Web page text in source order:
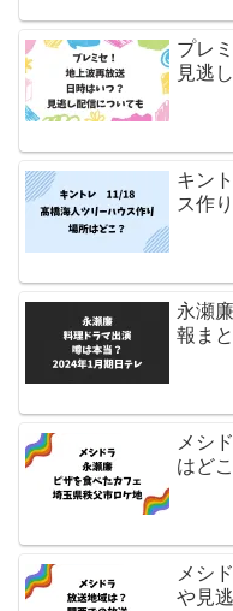
プレ
見逃
キン
ス作
永瀬
報ま
メシ
はど
メシ
や見